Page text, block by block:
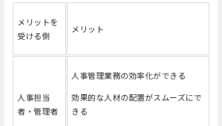
メリットを
受ける側
メリット
人事担当
者・管理者
人事管理業務の効率化ができる
効果的な人材の配置がスムーズにで
きる